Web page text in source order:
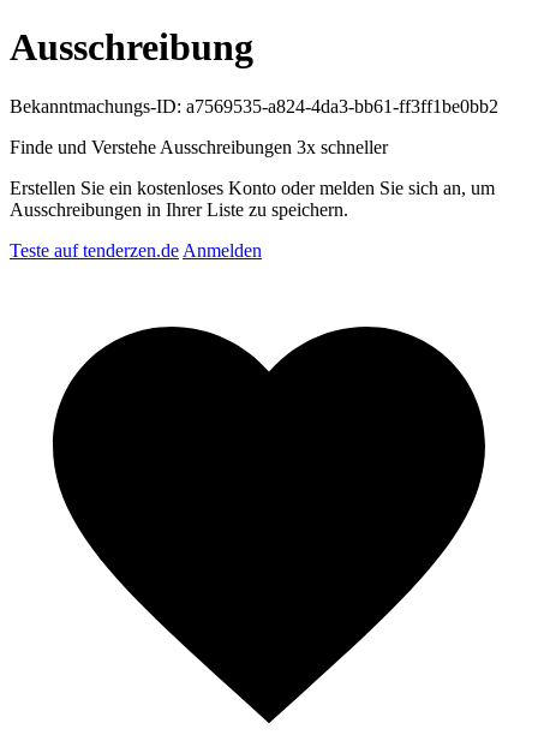
Ausschreibung
Bekanntmachungs-ID: a7569535-a824-4da3-bb61-ff3ff1be0bb2
Finde und Verstehe Ausschreibungen 3x schneller
Erstellen Sie ein kostenloses Konto oder melden Sie sich an, um
Ausschreibungen in Ihrer Liste zu speichern.
Teste auf tenderzen.de Anmelden